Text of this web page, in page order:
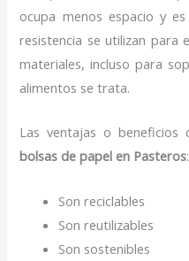
ocupa menos espacio y
resistencia se utilizan para
materiales, incluso para
alimentos se trata.
Las ventajas o beneficios
bolsas de papel en Pasteros:
Son reciclables
Son reutilizables
Son sostenibles